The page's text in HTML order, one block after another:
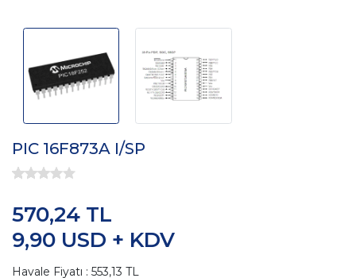
PIC 16F873A I/SP
9,90 USD + KDV
570,24 TL
Havale Fiyatı : 553,13 TL